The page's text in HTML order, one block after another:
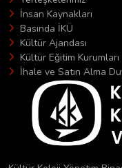
İnsan Kaynakları
Basında İKÜ
Kültür Ajandası
Kültür Eğitim Kurumları
İhale ve Satın Alma